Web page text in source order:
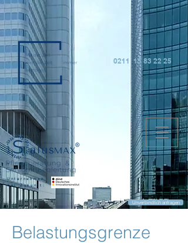
0211 15 83 22 25
Unternehmen
der Zukunft:
Unverbindlich anfragen
Belastungsgrenze